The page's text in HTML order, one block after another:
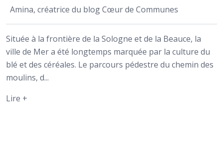
Amina, créatrice du blog Cœur de Communes
Située à la frontière de la Sologne et de la Beauce, la
ville de Mer a été longtemps marquée par la culture du
blé et des céréales. Le parcours pédestre du chemin des
moulins, d...
Lire +